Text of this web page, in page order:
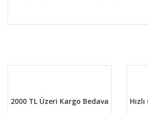
Yorum Yaz
Ürün bilgilerinde hatalar bulunuyor.
2000 TL Üzeri Kargo Bedava